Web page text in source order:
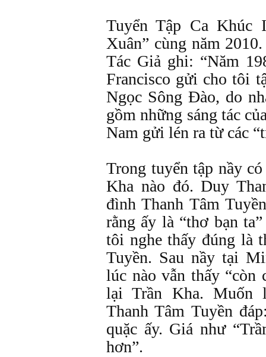
Tuyển Tập Ca Khúc
Xuân” cùng năm
Tác Giả ghi: “Năm
Francisco gửi cho tôi
Ngọc Sông Đào, do
gồm những sáng tác
Nam gửi lén ra từ các
Trong tuyển tập nầy
Kha nào đó. Duy
đình Thanh Tâm
rằng ấy là “thơ bạn
tôi nghe thấy đúng là
Tuyền. Sau nầy tại
lúc nào vẫn thấy “còn
lại Trần Kha. Muốn
Thanh Tâm Tuyền
quặc ấy. Giá như
hơn”.